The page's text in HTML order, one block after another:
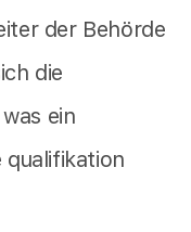
der Behörde
die
ein
qualifikation